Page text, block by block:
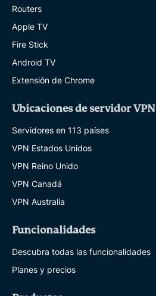
Routers
Apple TV
Fire Stick
Android TV
Extensión de Chrome
Ubicaciones de servidor VPN
Servidores en 113 países
VPN Estados Unidos
VPN Reino Unido
VPN Canadá
VPN Australia
Funcionalidades
Descubra todas las funcionalidades
Planes y precios